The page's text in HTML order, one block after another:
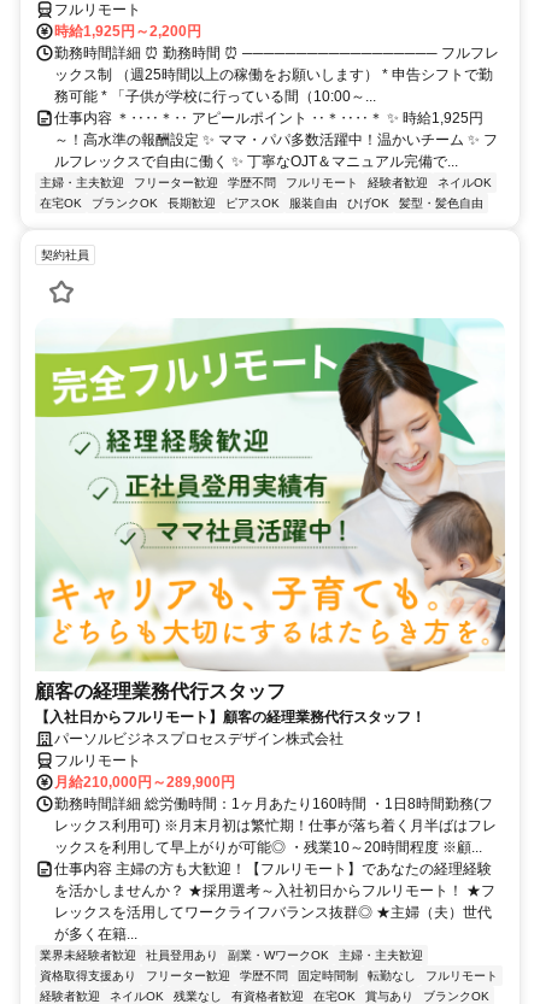
フルリモート
時給1,925円～2,200円
勤務時間詳細 ⏰ 勤務時間 ⏰ ────────────────── フルフレ
ックス制 （週25時間以上の稼働をお願いします） * 申告シフトで勤
務可能 * 「子供が学校に行っている間（10:00～...
仕事内容 ＊‥‥＊‥ アピールポイント ‥＊‥‥＊ ✨ 時給1,925円
～！高水準の報酬設定 ✨ ママ・パパ多数活躍中！温かいチーム ✨ フ
ルフレックスで自由に働く ✨ 丁寧なOJT＆マニュアル完備で...
主婦・主夫歓迎 フリーター歓迎 学歴不問 フルリモート 経験者歓迎
ネイルOK
在宅OK
ブランクOK 長期歓迎 ピアスOK 服装自由 ひげOK 髪型・髪色自由
契約社員
顧客の経理業務代行スタッフ
【入社日からフルリモート】顧客の経理業務代行スタッフ！
パーソルビジネスプロセスデザイン株式会社
フルリモート
月給210,000円～289,900円
勤務時間詳細 総労働時間：1ヶ月あたり160時間 ・1日8時間勤務(フ
レックス利用可) ※月末月初は繁忙期！仕事が落ち着く月半ばはフレ
ックスを利用して早上がりが可能◎ ・残業10～20時間程度 ※顧...
仕事内容 主婦の方も大歓迎！【フルリモート】であなたの経理経験
を活かしませんか？ ★採用選考～入社初日からフルリモート！ ★フ
レックスを活用してワークライフバランス抜群◎ ★主婦（夫）世代
が多く在籍...
業界未経験者歓迎 社員登用あり 副業・WワークOK
主婦・主夫歓迎
資格取得支援あり
フリーター歓迎 学歴不問 固定時間制 転勤なし
フルリモート
経験者歓迎
ネイルOK 残業なし 有資格者歓迎 在宅OK 賞与あり
ブランクOK